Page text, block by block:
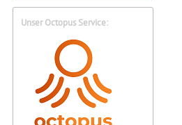
Unser Octopus Service: